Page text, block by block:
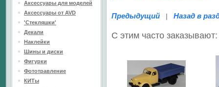
Предыдущий | Назад в
С этим часто заказывают:
Аксессуары для моделей
Аксессуары от AVD
'Стекляшки'
Декали
Наклейки
Шины и диски
Фигурки
Фототравление
КИТы